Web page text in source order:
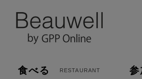
食べる RESTAURANT 参